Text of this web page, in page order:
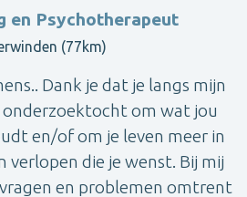
en Psychotherapeut
(77km)
Dank je dat je langs mijn
om wat jou
en/of om je leven meer in
verlopen die je wenst. Bij mij
en problemen omtrent